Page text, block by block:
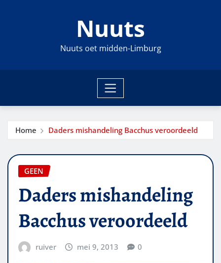
Nuuts
Nuuts oet midden-Limburg
Home Daders mishandeling Bacchus veroordeeld
GEEN
Daders mishandeling
Bacchus veroordeeld
ruiver mei 9, 2013 0